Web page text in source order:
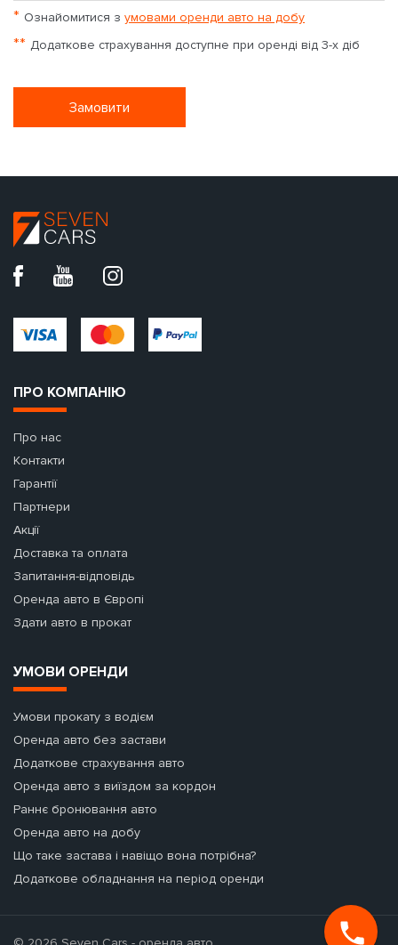
* Ознайомитися з умовами оренди авто на добу
** Додаткове страхування доступне при оренді від 3-х діб
Замовити
ПРО КОМПАНІЮ
Про нас
Контакти
Гарантії
Партнери
Акції
Доставка та оплата
Запитання-відповідь
Оренда авто в Європі
Здати авто в прокат
УМОВИ ОРЕНДИ
Умови прокату з водієм
Оренда авто без застави
Додаткове страхування авто
Оренда авто з виїздом за кордон
Раннє бронювання авто
Оренда авто на добу
Що таке застава і навіщо вона потрібна?
Додаткове обладнання на період оренди